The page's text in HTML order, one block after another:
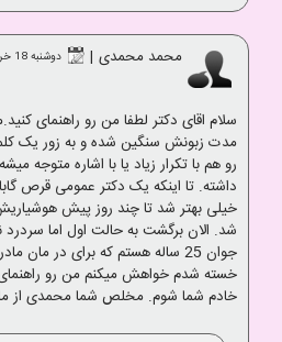
محمد محمدی | دوشنبه 18 خرداد 1394
مدت زبونش سنگین شده و به زور یک
رو هم با تکرار زیاد یا با اشاره
خیلی بهتر شد تا چند روز پیش
شد. الان برگشت به حالت اول اما سردرد
جوان 25 ساله هستم که برای در
خسته شدم خواهش میکنم من رو راهنمای
خادم شما شوم. مخلص شما محمدی از